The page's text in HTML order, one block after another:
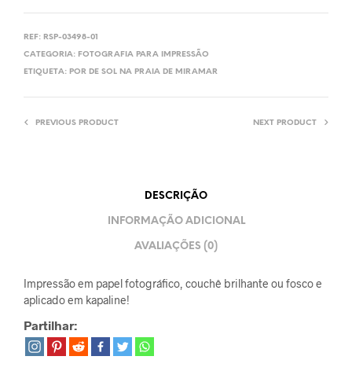
REF: RSP-03498-01
CATEGORIA: FOTOGRAFIA PARA IMPRESSÃO
ETIQUETA: POR DE SOL NA PRAIA DE MIRAMAR
PREVIOUS PRODUCT NEXT PRODUCT
DESCRIÇÃO
INFORMAÇÃO ADICIONAL
AVALIAÇÕES (0)
Impressão em papel fotográfico, couchê brilhante ou fosco e
aplicado em kapaline!
Partilhar: